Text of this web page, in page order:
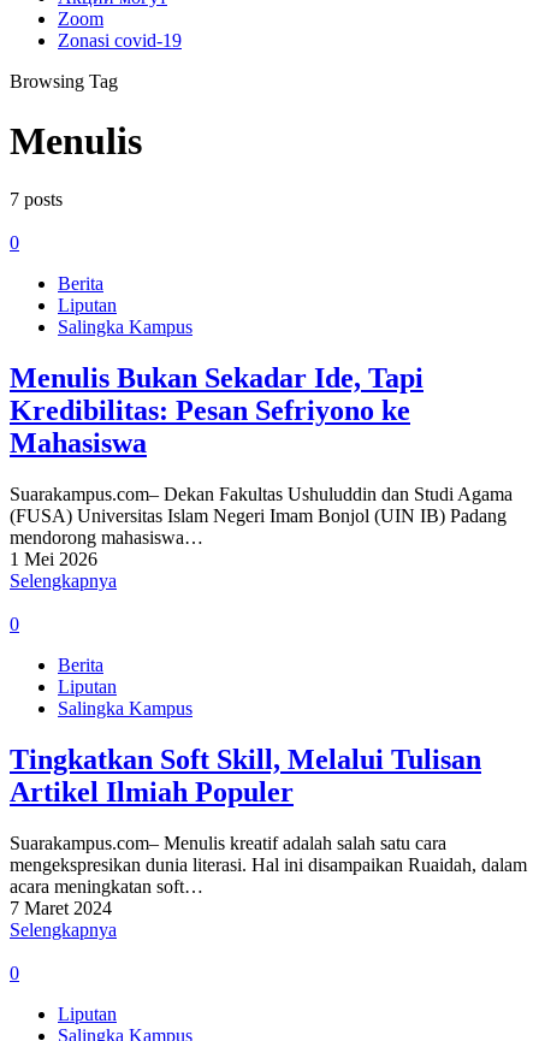
Zoom
Zonasi covid-19
Browsing Tag
Menulis
7 posts
0
Berita
Liputan
Salingka Kampus
Menulis Bukan Sekadar Ide, Tapi
Kredibilitas: Pesan Sefriyono ke
Mahasiswa
Suarakampus.com– Dekan Fakultas Ushuluddin dan Studi Agama
(FUSA) Universitas Islam Negeri Imam Bonjol (UIN IB) Padang
mendorong mahasiswa…
1 Mei 2026
Selengkapnya
0
Berita
Liputan
Salingka Kampus
Tingkatkan Soft Skill, Melalui Tulisan
Artikel Ilmiah Populer
Suarakampus.com– Menulis kreatif adalah salah satu cara
mengekspresikan dunia literasi. Hal ini disampaikan Ruaidah, dalam
acara meningkatan soft…
7 Maret 2024
Selengkapnya
0
Liputan
Salingka Kampus